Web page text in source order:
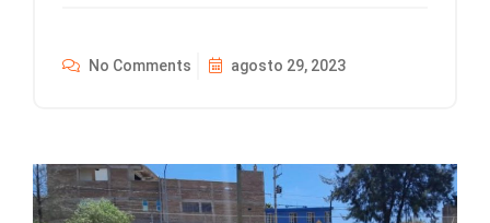
No Comments agosto 29, 2023